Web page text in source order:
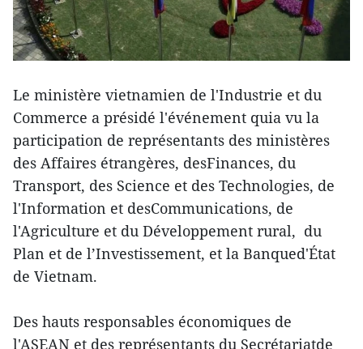
Le ministère vietnamien de l'Industrie et du
Commerce a présidé l'événement quia vu la
participation de représentants des ministères
des Affaires étrangères, desFinances, du
Transport, des Science et des Technologies, de
l'Information et desCommunications, de
l'Agriculture et du Développement rural, du
Plan et de l’Investissement, et la Banqued'État
de Vietnam.
Des hauts responsables économiques de
l'ASEAN et des représentants du Secrétariatde